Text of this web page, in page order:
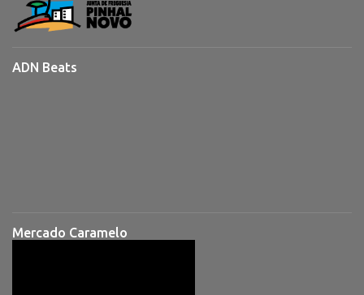
ADN Beats
Mercado Caramelo